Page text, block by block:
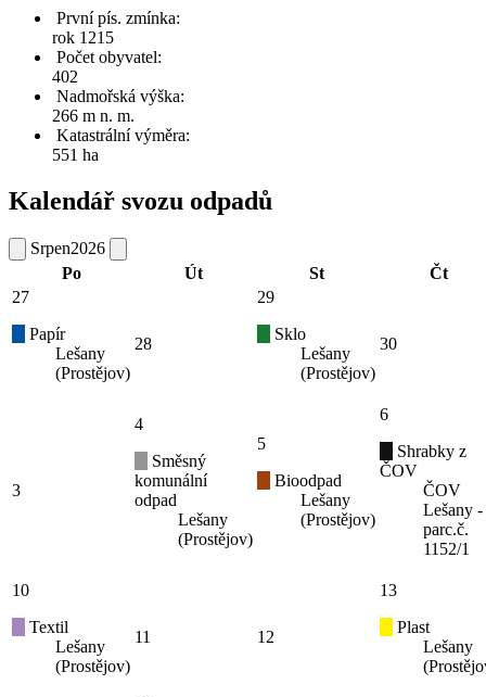
První pís. zmínka:
rok 1215
Počet obyvatel:
402
Nadmořská výška:
266 m n. m.
Katastrální výměra:
551 ha
Kalendář svozu odpadů
Srpen2026
Po
Út St
Čt
27
Papír
Lešany
(Prostějov)
28
29
Sklo
Lešany
(Prostějov)
30
3
4
Směsný
komunální
odpad
Lešany
(Prostějov)
5
Bioodpad
Lešany
(Prostějov)
6
Shrabky z
ČOV
ČOV
Lešany -
parc.č.
1152/1
10
Textil
Lešany
(Prostějov)
11 12
13
Plast
Lešany